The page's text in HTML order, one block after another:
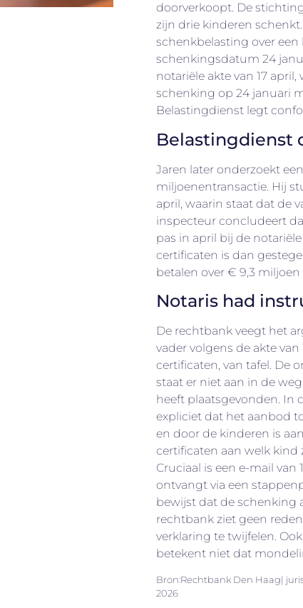
doorverkoopt. De
zijn drie kinderen
schenkbelasting over
schenkingsdatum 24
notariële akte van 17
schenking op 24 januari
Belastingdienst legt
Belastingdienst
Jaren later onderzoekt
miljoenentransactie. Hij
april, waarin staat dat de
inspecteur concludeert
pas in april bij de
certificaten is dan
betalen over € 9,3
Notaris had
De rechtbank veegt het
vader volgens de akte
certificaten, van tafel. De
staat er niet aan in de
heeft plaatsgevonden. In
expliciet dat het aanbod
en door de kinderen is
certificaten aan welk
Cruciaal is een e-mail
ontvangt via een
bewijst dat de schenking
rechtbank ziet geen
verklaring te twijfelen.
betekent niet dat
Bron:Rechtbank Den Haag|
2026